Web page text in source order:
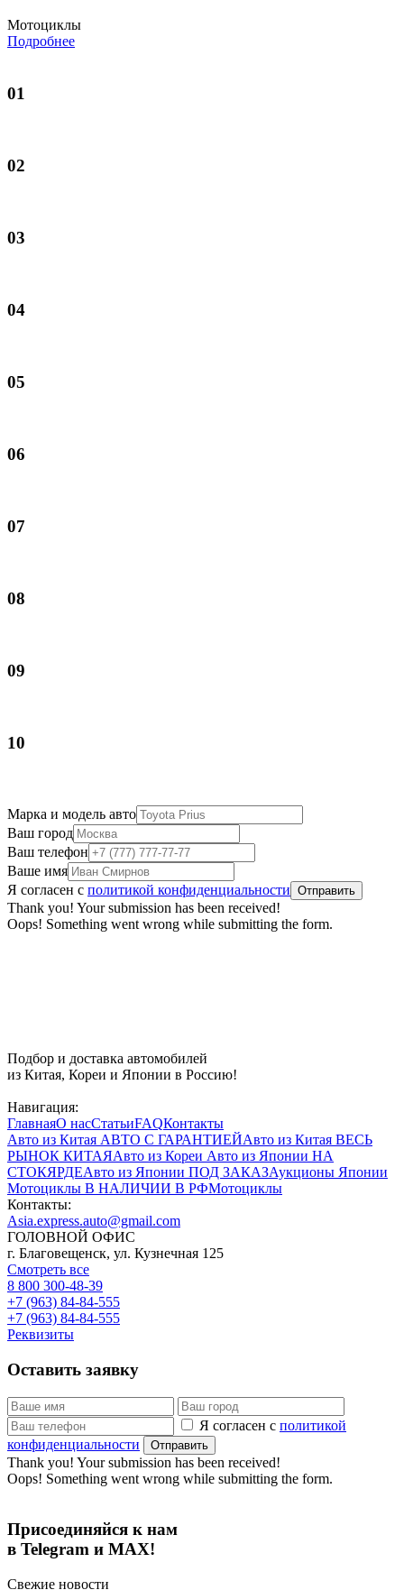
Мотоциклы
Подробнее
01
02
03
04
05
06
07
08
09
10
Марка и модель авто
Ваш город
Ваш телефон
Ваше имя
Я согласен с политикой конфиденциальности
Thank you! Your submission has been received!
Oops! Something went wrong while submitting the form.
Подбор и доставка автомобилей
из Китая, Кореи и Японии в Россию!
Навигация:
ГлавнаяО насСтатьиFAQКонтакты
Авто из Китая АВТО С ГАРАНТИЕЙАвто из Китая ВЕСЬ
РЫНОК КИТАЯАвто из Кореи Авто из Японии НА
СТОКЯРДЕАвто из Японии ПОД ЗАКАЗАукционы Японии
Мотоциклы В НАЛИЧИИ В РФМотоциклы
Контакты:
Asia.express.auto@gmail.com
ГОЛОВНОЙ ОФИС
г. Благовещенск, ул. Кузнечная 125
Смотреть все
8 800 300-48-39
+7 (963) 84-84-555
+7 (963) 84-84-555
Реквизиты
Оставить заявку
Я согласен с политикой
конфиденциальности
Thank you! Your submission has been received!
Oops! Something went wrong while submitting the form.
Присоединяйся к нам
в Telegram и MAX!
Свежие новости